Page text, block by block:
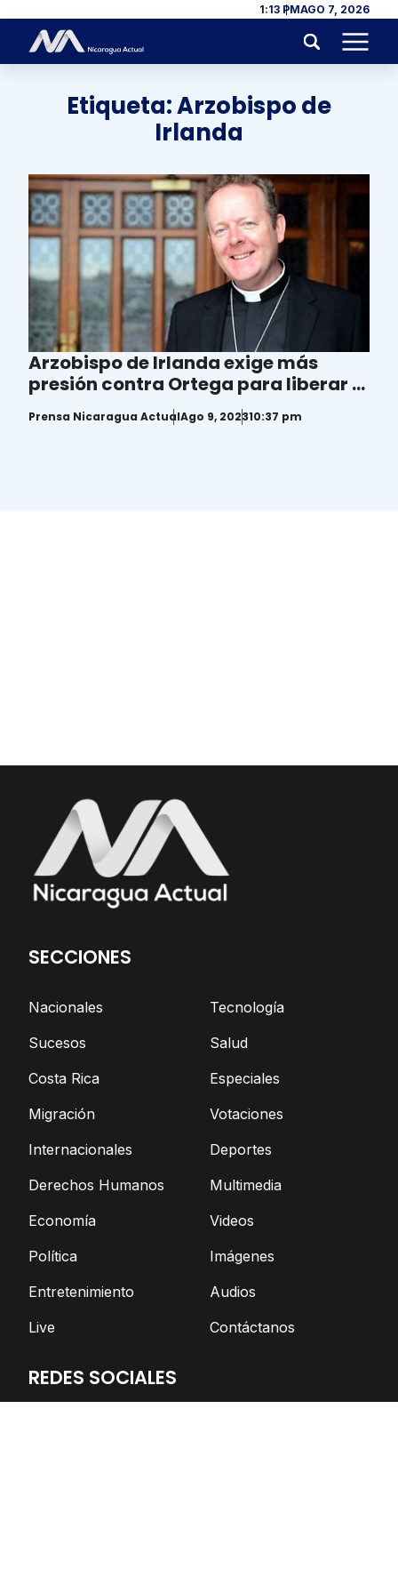
Skip to content 1:13 PMAGO 7, 2026
Menu
Etiqueta:Arzobispo de
Irlanda
Arzobispo de Irlanda exige más
presión contra Ortega para liberar a
Monseñor Álvarez
Prensa Nicaragua ActualAgo 9, 202310:37 pm
SECCIONES
Nacionales
Sucesos
Costa Rica
Migración
Internacionales
Derechos Humanos
Economía
Política
Entretenimiento
Live
Tecnología
Salud
Especiales
Votaciones
Deportes
Multimedia
Videos
Imágenes
Audios
Contáctanos
REDES SOCIALES